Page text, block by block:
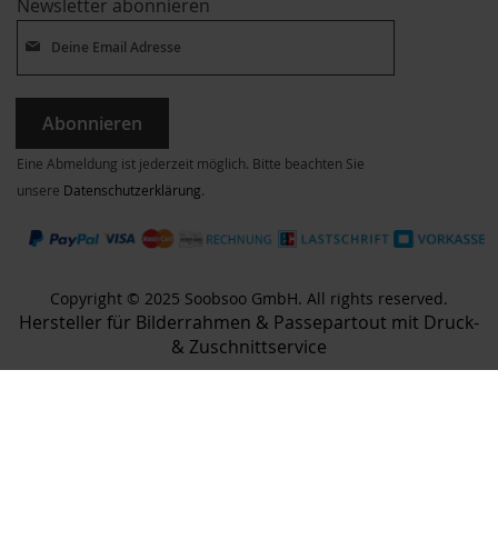
Newsletter abonnieren
Abonnieren
Eine Abmeldung ist jederzeit möglich. Bitte beachten Sie
unsere Datenschutzerklärung.
Copyright © 2025 Soobsoo GmbH. All rights reserved.
Hersteller für Bilderrahmen & Passepartout mit Druck-
& Zuschnittservice